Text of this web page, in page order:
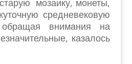
мозаику, монеты,
средневековую
внимания на
казалось